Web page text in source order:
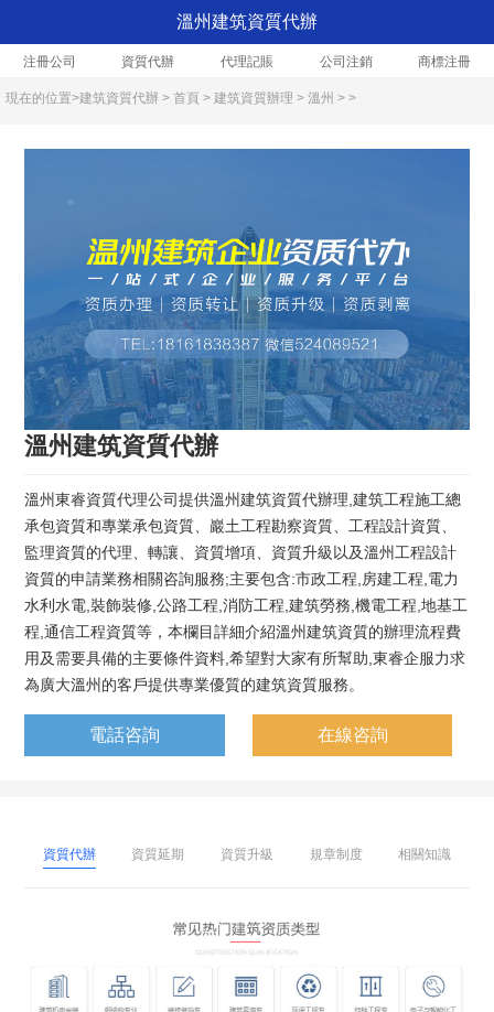
溫州建筑資質代辦
注冊公司 資質代辦 代理記賬 公司注銷 商標注冊
現在的位置>建筑資質代辦 > 首頁 > 建筑資質辦理 > 溫州 > >
溫州建筑資質代辦
溫州東睿資質代理公司提供溫州建筑資質代辦理,建筑工程施工總
承包資質和專業承包資質、巖土工程勘察資質、工程設計資質、
監理資質的代理、轉讓、資質增項、資質升級以及溫州工程設計
資質的申請業務相關咨詢服務;主要包含:市政工程,房建工程,電力
水利水電,裝飾裝修,公路工程,消防工程,建筑勞務,機電工程,地基工
程,通信工程資質等，本欄目詳細介紹溫州建筑資質的辦理流程費
用及需要具備的主要條件資料,希望對大家有所幫助,東睿企服力求
為廣大溫州的客戶提供專業優質的建筑資質服務。
電話咨詢 在線咨詢
資質代辦 資質延期 資質升級 規章制度 相關知識